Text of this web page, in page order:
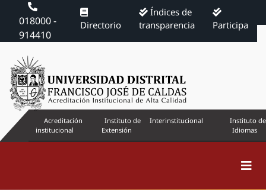
018000 -
914410
Directorio
Índices de
transparencia
Participa
Acreditación
institucional
Instituto de
Extensión
Interinstitucional
Instituto de
Idiomas